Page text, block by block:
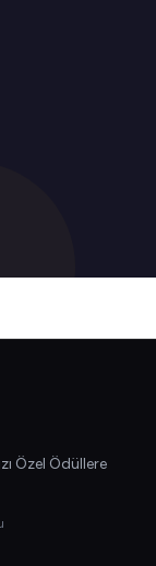
Özel Ödüllere